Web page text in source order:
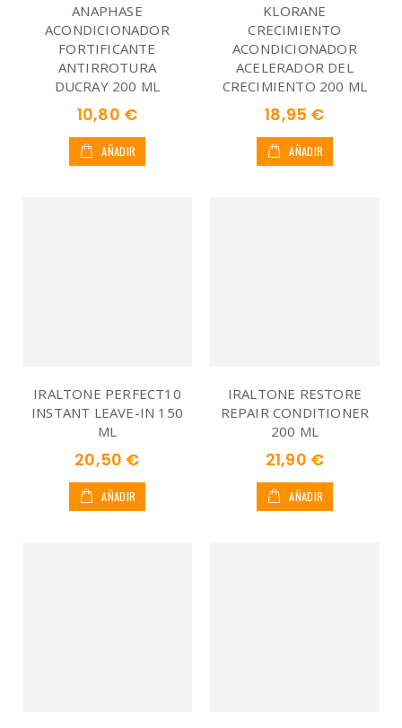
ANAPHASE
ACONDICIONADOR
FORTIFICANTE
ANTIRROTURA
DUCRAY 200 ML
10,80 €
AÑADIR
KLORANE
CRECIMIENTO
ACONDICIONADOR
ACELERADOR DEL
CRECIMIENTO 200 ML
18,95 €
AÑADIR
IRALTONE PERFECT10
INSTANT LEAVE-IN 150
ML
20,50 €
AÑADIR
IRALTONE RESTORE
REPAIR CONDITIONER
200 ML
21,90 €
AÑADIR